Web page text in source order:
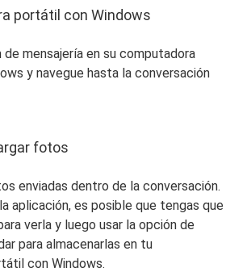
portátil con Windows
de mensajería en su computadora
y navegue hasta la conversación
fotos
enviadas dentro de la conversación.
aplicación, es posible que tengas que
verla y luego usar la opción de
para almacenarlas en tu
con Windows.